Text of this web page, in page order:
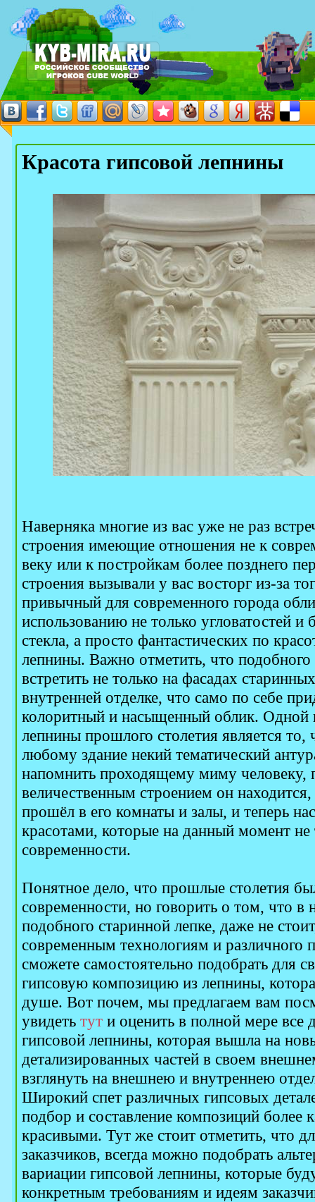
Красота гипсовой лепнины
Наверняка многие из вас уже не раз
строения имеющие отношения не к
веку или к постройкам более позднего
строения вызывали у вас восторг из-за
привычный для современного города
использованию не только угловатостей и
стекла, а просто фантастических по
лепнины. Важно отметить, что
встретить не только на фасадах
внутренней отделке, что само по себе
колоритный и насыщенный облик. Одной
лепнины прошлого столетия является то,
любому здание некий тематический
напомнить проходящему миму человеку,
величественным строением он
прошёл в его комнаты и залы, и теперь
красотами, которые на данный момент не
современности.
Понятное дело, что прошлые столетия
современности, но говорить о том, что в
подобного старинной лепке, даже не
современным технологиям и различного
сможете самостоятельно подобрать для
гипсовую композицию из лепнины,
душе. Вот почем, мы предлагаем вам
увидеть тут и оценить в полной мере все
гипсовой лепнины, которая вышла на
детализированных частей в своем
взглянуть на внешнею и внутреннею
Широкий спет различных гипсовых
подбор и составление композиций более
красивыми. Тут же стоит отметить, что
заказчиков, всегда можно подобрать
вариации гипсовой лепнины, которые
конкретным требованиям и идеям